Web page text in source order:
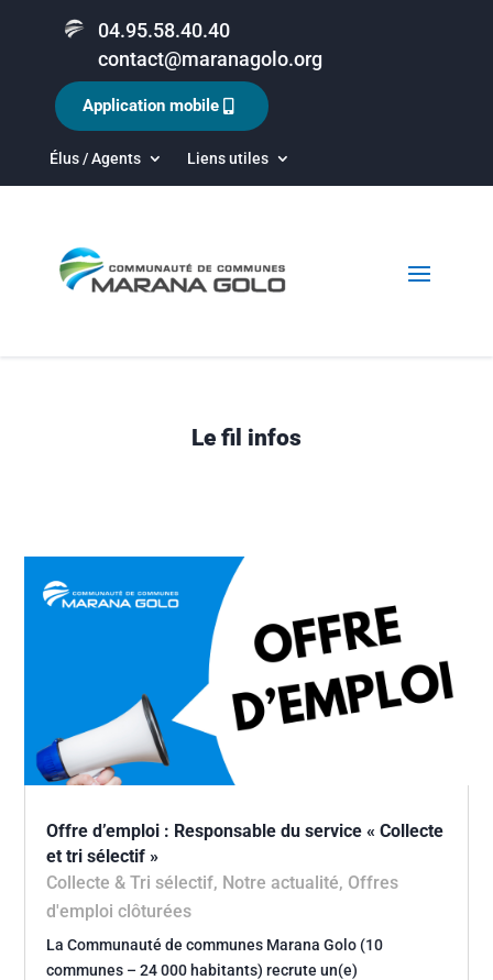
04.95.58.40.40
contact@maranagolo.org
Élus / Agents Liens utiles
Application mobile
Le fil infos
Offre d’emploi : Responsable du service « Collecte
et tri sélectif »
Collecte & Tri sélectif, Notre actualité, Offres
d'emploi clôturées
La Communauté de communes Marana Golo (10
communes – 24 000 habitants) recrute un(e)